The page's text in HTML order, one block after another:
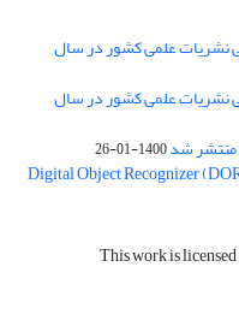
نشریات علمی کشور در سال
نشریات علمی کشور در سال
1400-01-26
This work is